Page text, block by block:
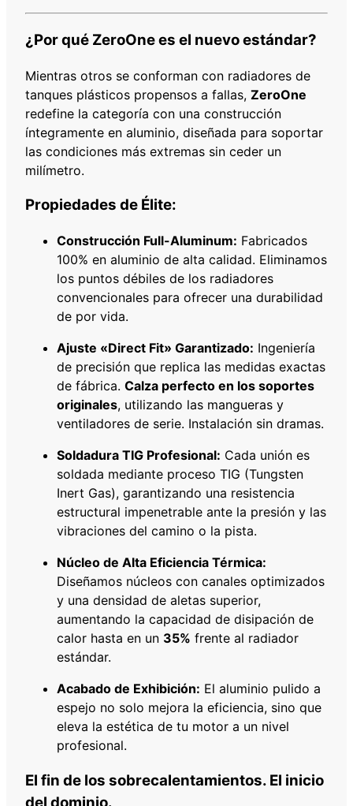
1
2
M
M
c
a
n
t
i
¿Por qué ZeroOne es el nuevo estándar?
Mientras otros se conforman con radiadores de
tanques plásticos propensos a fallas, ZeroOne
redefine la categoría con una construcción
íntegramente en aluminio, diseñada para soportar
las condiciones más extremas sin ceder un
milímetro.
Propiedades de Élite:
Construcción Full-Aluminum: Fabricados
100% en aluminio de alta calidad. Eliminamos
los puntos débiles de los radiadores
convencionales para ofrecer una durabilidad
de por vida.
Ajuste «Direct Fit» Garantizado: Ingeniería
de precisión que replica las medidas exactas
de fábrica. Calza perfecto en los soportes
originales, utilizando las mangueras y
ventiladores de serie. Instalación sin dramas.
Soldadura TIG Profesional: Cada unión es
soldada mediante proceso TIG (Tungsten
Inert Gas), garantizando una resistencia
estructural impenetrable ante la presión y las
vibraciones del camino o la pista.
Núcleo de Alta Eficiencia Térmica:
Diseñamos núcleos con canales optimizados
y una densidad de aletas superior,
aumentando la capacidad de disipación de
calor hasta en un 35% frente al radiador
estándar.
Acabado de Exhibición: El aluminio pulido a
espejo no solo mejora la eficiencia, sino que
eleva la estética de tu motor a un nivel
profesional.
El fin de los sobrecalentamientos. El inicio
del dominio.